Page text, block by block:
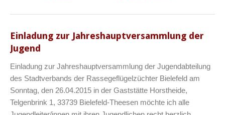
Einladung zur Jahreshauptversammlung der
Jugend
Einladung zur Jahreshauptversammlung der Jugendabteilung
des Stadtverbands der Rassegeflügelzüchter Bielefeld am
Sonntag, den 26.04.2015 in der Gaststätte Horstheide,
Telgenbrink 1, 33739 Bielefeld-Theesen möchte ich alle